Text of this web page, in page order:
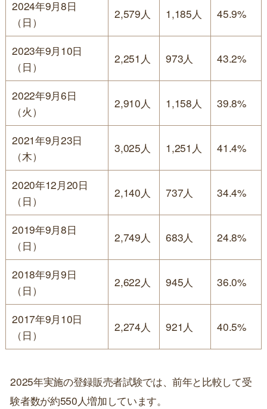
2024年9月8日
（日）
2,579人 1,185人 45.9%
2023年9月10日
（日）
2,251人 973人 43.2%
2022年9月6日
（火）
2,910人 1,158人 39.8%
2021年9月23日
（木）
3,025人 1,251人 41.4%
2020年12月20日
（日）
2,140人 737人 34.4%
2019年9月8日
（日）
2,749人 683人 24.8%
2018年9月9日
（日）
2,622人 945人 36.0%
2017年9月10日
（日）
2,274人 921人 40.5%
2025年実施の登録販売者試験では、前年と比較して受
験者数が約550人増加しています。